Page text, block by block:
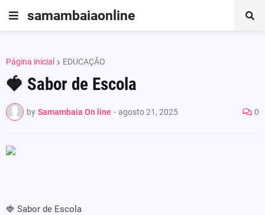
samambaiaonline
Página inicial EDUCAÇÃO
🍓 Sabor de Escola
by Samambaia On line - agosto 21, 2025 0
🍓 Sabor de Escola